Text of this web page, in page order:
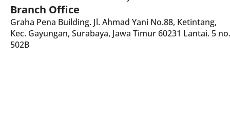
Branch Office
Graha Pena Building. Jl. Ahmad Yani No.88, Ketintang,
Kec. Gayungan, Surabaya, Jawa Timur 60231 Lantai. 5 no.
502B